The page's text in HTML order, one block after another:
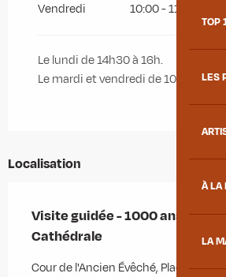
TOP
LES
À LA
LA
Vendredi 10:00 - 11:30
Le lundi de 14h30 à 16h.
Le mardi et vendredi de 10h à
Localisation
Visite guidée - 1000 ans
Cathédrale
Cour de l'Ancien Évêché, Place de la